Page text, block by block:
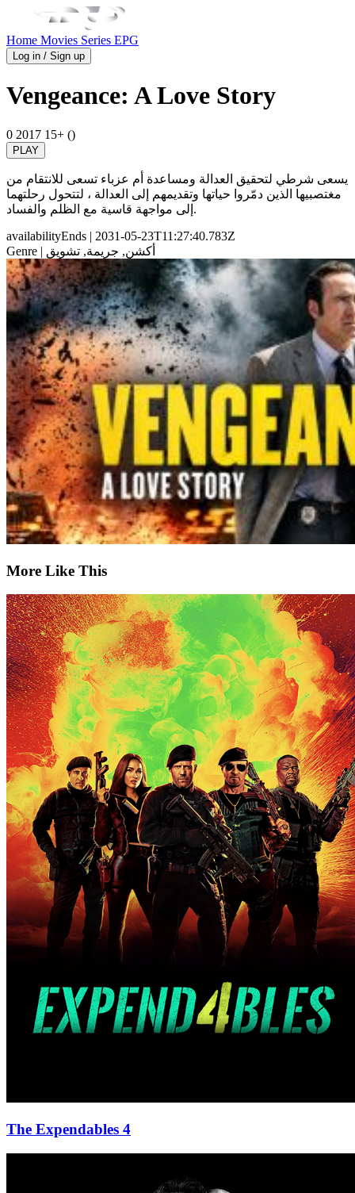
Home Movies Series EPG
Log in / Sign up
Vengeance: A Love Story
0 2017 15+ ()
PLAY
يسعى شرطي لتحقيق العدالة ومساعدة أم عزباء تسعى للانتقام من
مغتصبيها الذين دمّروا حياتها وتقديمهم إلى العدالة ، لتتحول رحلتهما
إلى مواجهة قاسية مع الظلم والفساد.
availabilityEnds | 2031-05-23T11:27:40.783Z
Genre
| أكشن, جريمة, تشويق
More Like This
The Expendables 4